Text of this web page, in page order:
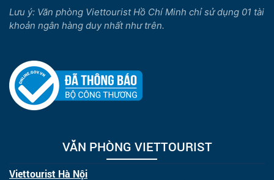
Lưu ý: Văn phòng Viettourist Hồ Chí Minh chỉ sử dụng 01 tài
khoản ngân hàng duy nhất như trên.
VĂN PHÒNG VIETTOURIST
Viettourist Hà Nội